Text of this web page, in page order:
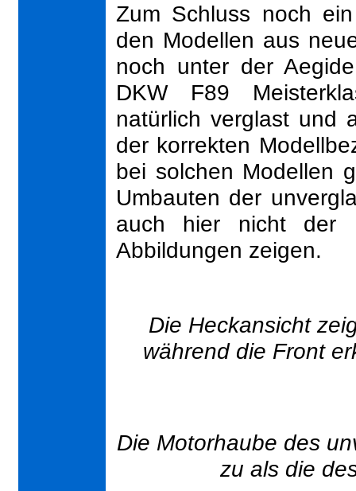
Zum Schluss noch
den Modellen aus
noch unter der
DKW F89
natürlich verglast und
der korrekten
bei solchen Modellen
Umbauten der
auch hier nicht der
Abbildungen zeigen.
Die Heckansicht
während die Front
Die Motorhaube des
zu als die